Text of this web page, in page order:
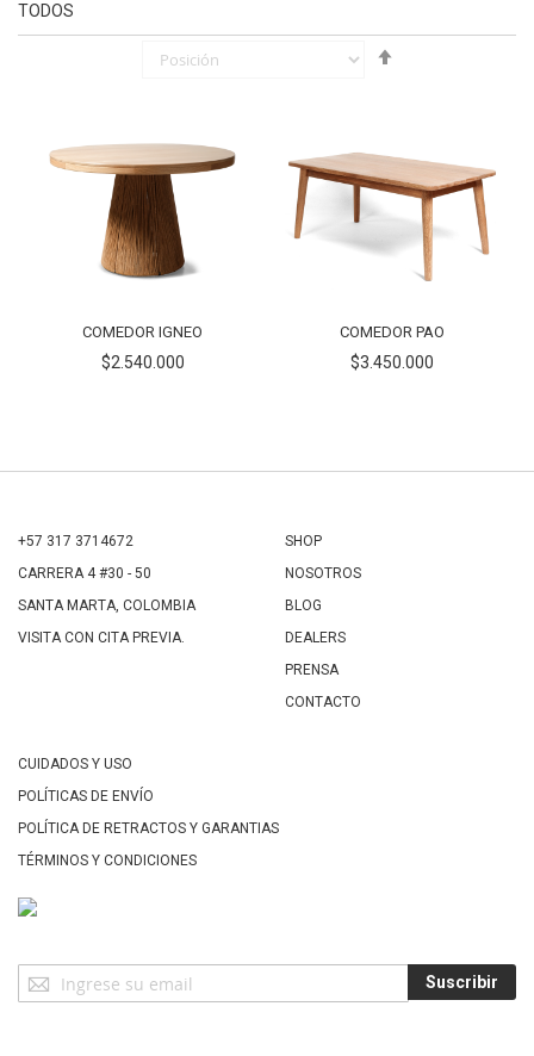
TODOS
COMEDOR IGNEO
$2.540.000
COMEDOR PAO
$3.450.000
+57 317 3714672
CARRERA 4 #30 - 50
SANTA MARTA, COLOMBIA
VISITA CON CITA PREVIA.
SHOP
NOSOTROS
BLOG
DEALERS
PRENSA
CONTACTO
CUIDADOS Y USO
POLÍTICAS DE ENVÍO
POLÍTICA DE RETRACTOS Y GARANTIAS
TÉRMINOS Y CONDICIONES
Suscríbase
a
Suscribir